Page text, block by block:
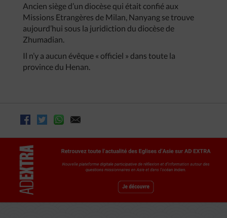
Ancien siège d’un diocèse qui était confié aux
Missions Etrangères de Milan, Nanyang se trouve
aujourd’hui sous la juridiction du diocèse de
Zhumadian.
Il n’y a aucun évêque « officiel » dans toute la
province du Henan.